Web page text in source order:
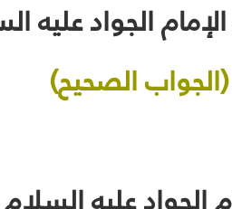
(الجواب الصحيح)